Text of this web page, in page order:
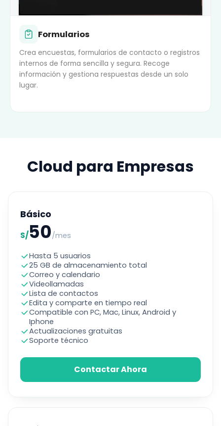
Formularios
Crea encuestas, formularios de contacto o registros
internos de forma sencilla y segura. Recoge
información y gestiona respuestas desde un solo
lugar.
Cloud para Empresas
Básico
S/50/mes
Hasta 5 usuarios
25 GB de almacenamiento total
Correo y calendario
Videollamadas
Lista de contactos
Edita y comparte en tiempo real
Compatible con PC, Mac, Linux, Android y
Iphone
Actualizaciones gratuitas
Soporte técnico
Contactar Ahora